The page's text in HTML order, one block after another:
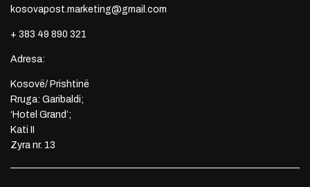
kosovapost.marketing@gmail.com
+ 383 49 890 321
Adresa:
Kosovë/ Prishtinë
Rruga: Garibaldi;
‘Hotel Grand’;
Kati II
Zyra nr. 13